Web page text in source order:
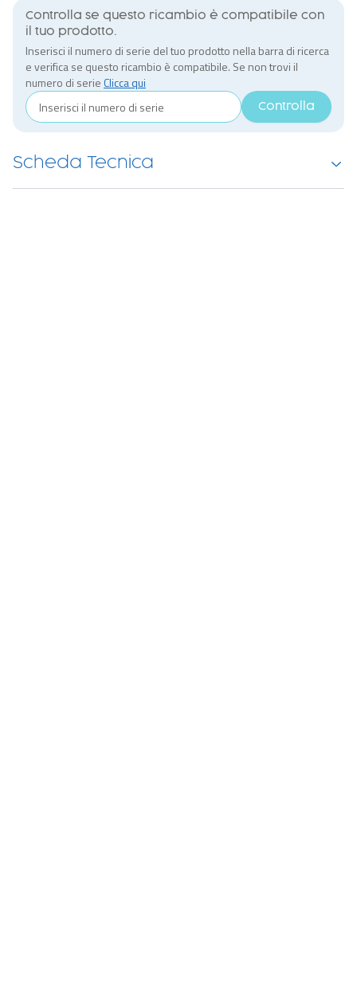
Controlla se questo ricambio è compatibile con
il tuo prodotto.
Inserisci il numero di serie del tuo prodotto nella barra di ricerca
e verifica se questo ricambio è compatibile. Se non trovi il
numero di serie Clicca qui
Controlla
Scheda Tecnica